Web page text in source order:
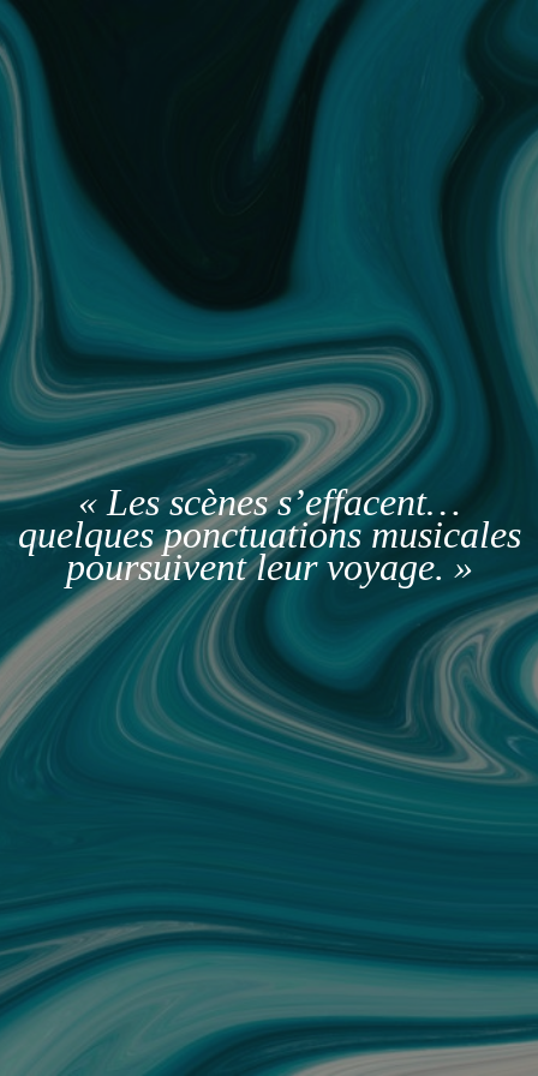
« Les scènes s’effacent…
quelques ponctuations musicales
poursuivent leur voyage. »